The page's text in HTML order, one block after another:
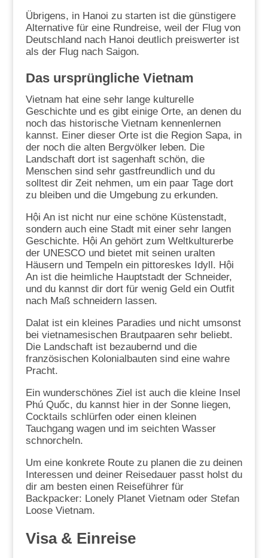
Übrigens, in Hanoi zu starten ist die günstigere
Alternative für eine Rundreise, weil der Flug von
Deutschland nach Hanoi deutlich preiswerter ist
als der Flug nach Saigon.
Das ursprüngliche Vietnam
Vietnam hat eine sehr lange kulturelle
Geschichte und es gibt einige Orte, an denen du
noch das historische Vietnam kennenlernen
kannst. Einer dieser Orte ist die Region Sapa, in
der noch die alten Bergvölker leben. Die
Landschaft dort ist sagenhaft schön, die
Menschen sind sehr gastfreundlich und du
solltest dir Zeit nehmen, um ein paar Tage dort
zu bleiben und die Umgebung zu erkunden.
Hội An ist nicht nur eine schöne Küstenstadt,
sondern auch eine Stadt mit einer sehr langen
Geschichte. Hội An gehört zum Weltkulturerbe
der UNESCO und bietet mit seinen uralten
Häusern und Tempeln ein pittoreskes Idyll. Hội
An ist die heimliche Hauptstadt der Schneider,
und du kannst dir dort für wenig Geld ein Outfit
nach Maß schneidern lassen.
Dalat ist ein kleines Paradies und nicht umsonst
bei vietnamesischen Brautpaaren sehr beliebt.
Die Landschaft ist bezaubernd und die
französischen Kolonialbauten sind eine wahre
Pracht.
Ein wunderschönes Ziel ist auch die kleine Insel
Phú Quốc, du kannst hier in der Sonne liegen,
Cocktails schlürfen oder einen kleinen
Tauchgang wagen und im seichten Wasser
schnorcheln.
Um eine konkrete Route zu planen die zu deinen
Interessen und deiner Reisedauer passt holst du
dir am besten einen Reiseführer für
Backpacker: Lonely Planet Vietnam oder Stefan
Loose Vietnam.
Visa & Einreise